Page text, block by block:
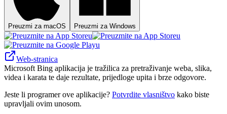
Preuzmi za macOS Preuzmi za Windows
Web-stranica
Microsoft Bing aplikacija je tražilica za pretraživanje weba, slika,
videa i karata te daje rezultate, prijedloge upita i brze odgovore.
Jeste li programer ove aplikacije? Potvrdite vlasništvo kako biste
upravljali ovim unosom.